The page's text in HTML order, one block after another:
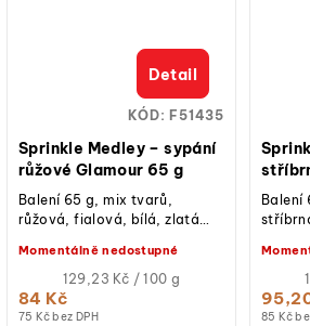
Sprinkle Medley – sypání
růžové Glamour 65 g
75 Kč bez DPH
84 Kč
Měrná
cena:
129,23 Kč / 100 g
Momentálně nedostupné
Detail
Balení 65 g, mix tvarů,
růžová, fialová, bílá, zlatá
dorty, donuty, cake pops,
sušenky či...
KÓD: F51435
85 Kč
Balení
cake